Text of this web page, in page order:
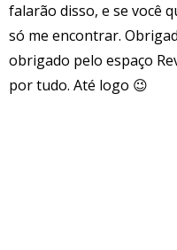
falarão disso, e se você
só me encontrar.
obrigado pelo espaço
por tudo. Até logo 😉